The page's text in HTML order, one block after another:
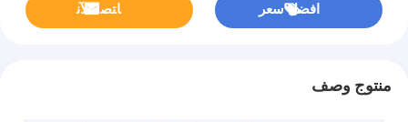
افضل سعر ﺎﺘﺼﻟ ﺍﻶﻧ
منتوج وصف